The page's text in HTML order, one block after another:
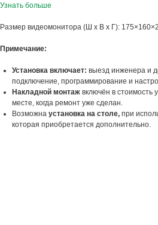
Узнать больше
Размер видеомонитора (Ш х В х Г):
Примечание:
Установка включает: выезд инженера и
подключение, программирование и
Накладной монтаж включён в стоимость
месте, когда ремонт уже сделан.
Возможна установка на столе, при
которая приобретается дополнительно.